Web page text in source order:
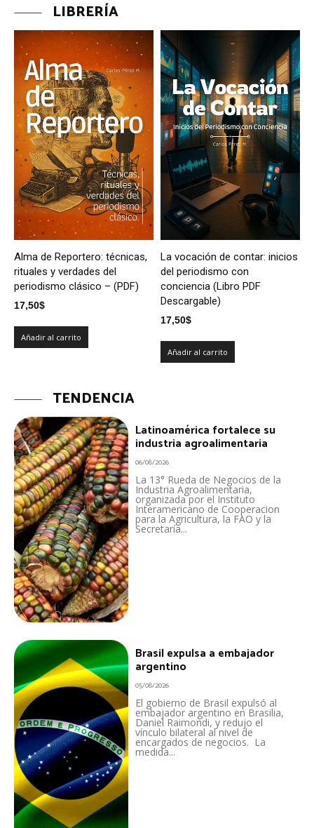
LIBRERÍA
Alma de Reportero: técnicas,
rituales y verdades del
periodismo clásico – (PDF)
17,50$
Añadir al carrito
La vocación de contar: inicios
del periodismo con
conciencia (Libro PDF
Descargable)
17,50$
Añadir al carrito
TENDENCIA
Latinoamérica fortalece su
industria agroalimentaria
06/08/2026
La 13° Rueda de Negocios de la
Industria Agroalimentaria,
organizada por el Instituto
Interamericano de Cooperacion
para la Agricultura, la FAO y la
Secretaría...
Brasil expulsa a embajador
argentino
05/08/2026
El gobierno de Brasil expulsó al
embajador argentino en Brasilia,
Daniel Raimondi, y redujo el
vínculo bilateral al nivel de
encargados de negocios. La
medida...